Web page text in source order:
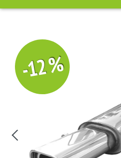
-12 %